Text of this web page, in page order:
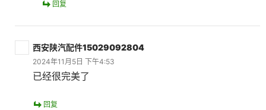
回复
西安陕汽配件15029092804
2024年11月5日 下午4:53
已经很完美了
回复